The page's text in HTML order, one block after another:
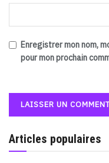
Enregistrer mon nom,
pour mon prochain
Articles populaires